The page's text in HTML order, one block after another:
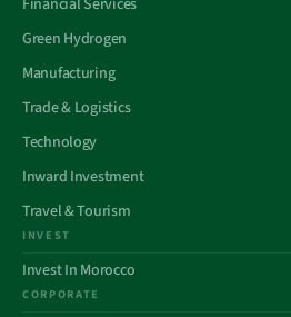
Financial Services
Green Hydrogen
Manufacturing
Trade & Logistics
Technology
Inward Investment
Travel & Tourism
INVEST
Invest In Morocco
CORPORATE